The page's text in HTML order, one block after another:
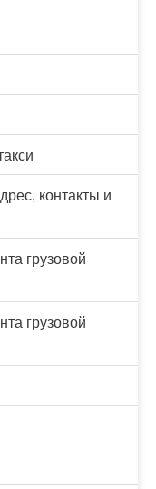
контакты и
грузовой
грузовой